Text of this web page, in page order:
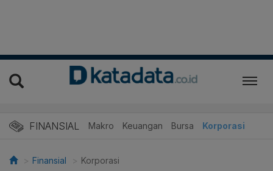
FINANSIAL Makro Keuangan Bursa Korporasi
Finansial Korporasi